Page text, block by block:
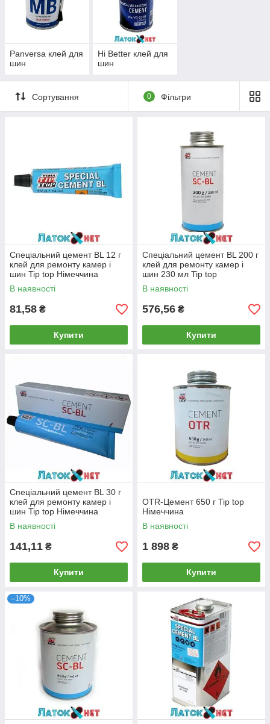
Panversa клей для
шин
Hi Better клей для
шин
Сортування 0 Фільтри
Спеціальний цемент BL 12 г
клей для ремонту камер і
шин Tip top Німеччина
В наявності
81,58 ₴
Купити
Спеціальний цемент BL 200 г
клей для ремонту камер і
шин 230 мл Tip top
Німеччина постачається без
пензлика
В наявності
576,56 ₴
Купити
Спеціальний цемент BL 30 г
клей для ремонту камер і
шин Tip top Німеччина
В наявності
141,11 ₴
Купити
ОTR-Цемент 650 г Tip top
Німеччина
В наявності
1 898 ₴
Купити
–10%